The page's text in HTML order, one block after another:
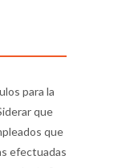
para la
que
que
efectuadas